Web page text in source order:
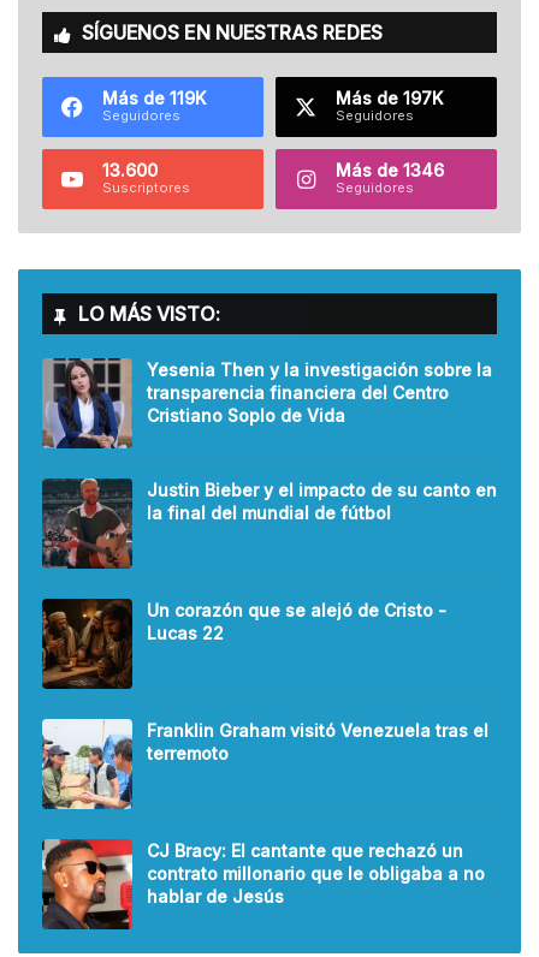
SÍGUENOS EN NUESTRAS REDES
Más de 119K
Seguidores
Más de 197K
Seguidores
13.600
Suscriptores
Más de 1346
Seguidores
LO MÁS VISTO:
Yesenia Then y la investigación sobre la
transparencia financiera del Centro
Cristiano Soplo de Vida
Justin Bieber y el impacto de su canto en
la final del mundial de fútbol
Un corazón que se alejó de Cristo -
Lucas 22
Franklin Graham visitó Venezuela tras el
terremoto
CJ Bracy: El cantante que rechazó un
contrato millonario que le obligaba a no
hablar de Jesús